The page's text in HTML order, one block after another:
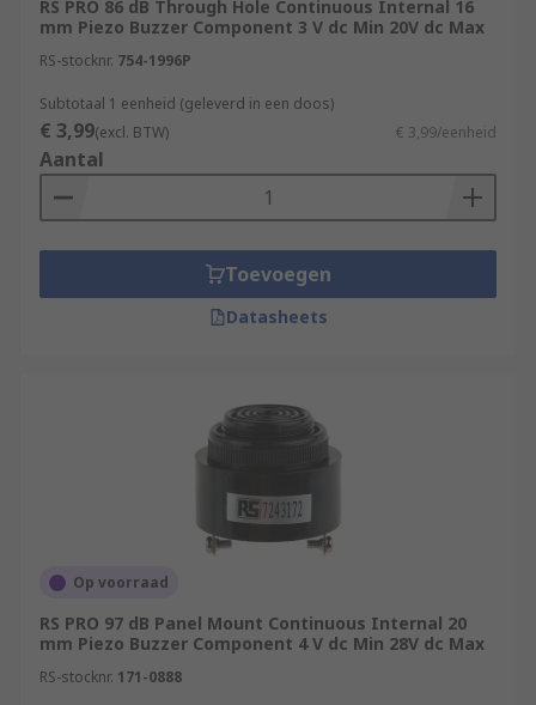
RS PRO 86 dB Through Hole Continuous Internal 16
mm Piezo Buzzer Component 3 V dc Min 20V dc Max
RS-stocknr. 754-1996P
Subtotaal 1 eenheid (geleverd in een doos)
€ 3,99(excl. BTW) € 3,99/eenheid
Aantal
Toevoegen
Datasheets
Op voorraad
RS PRO 97 dB Panel Mount Continuous Internal 20
mm Piezo Buzzer Component 4 V dc Min 28V dc Max
RS-stocknr. 171-0888